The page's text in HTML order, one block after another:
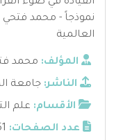
نموذجاً - محمد فتحي
العالمية
المؤلف: محمد
الناشر: جامعة
الأقسام: علم
عدد الصفحات: